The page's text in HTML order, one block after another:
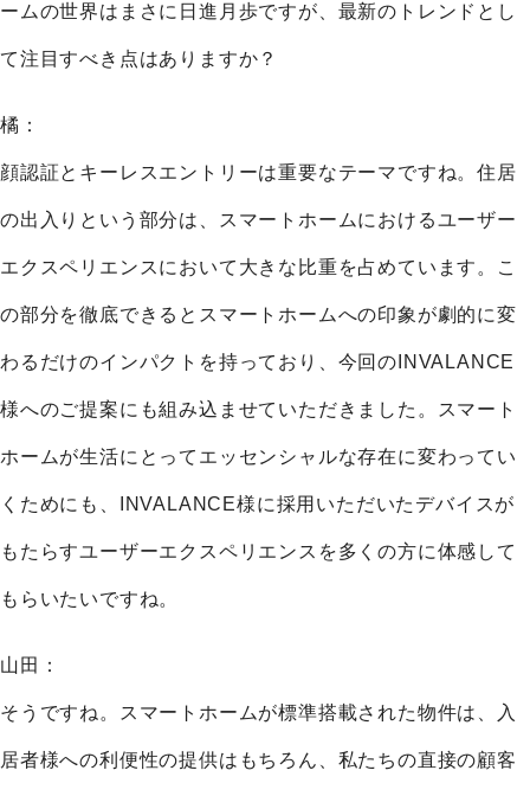
ームの世界はまさに日進月歩ですが、最新のトレンドとし
て注目すべき点はありますか？
橘：
顔認証とキーレスエントリーは重要なテーマですね。住居
の出入りという部分は、スマートホームにおけるユーザー
エクスペリエンスにおいて大きな比重を占めています。こ
の部分を徹底できるとスマートホームへの印象が劇的に変
わるだけのインパクトを持っており、今回のINVALANCE
様へのご提案にも組み込ませていただきました。スマート
ホームが生活にとってエッセンシャルな存在に変わってい
くためにも、INVALANCE様に採用いただいたデバイスが
もたらすユーザーエクスペリエンスを多くの方に体感して
もらいたいですね。
山田：
そうですね。スマートホームが標準搭載された物件は、入
居者様への利便性の提供はもちろん、私たちの直接の顧客